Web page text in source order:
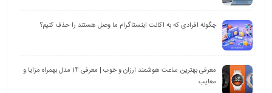
چگونه افرادی که به اکانت اینستاگرام ما وصل هستند را حذف کنیم؟
معرفی بهترین ساعت هوشمند ارزان و خوب | معرفی 14 مدل بهمراه مزایا و
معایب